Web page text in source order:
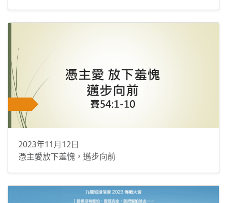
2023年11月12日
憑主愛放下羞愧，邁步向前